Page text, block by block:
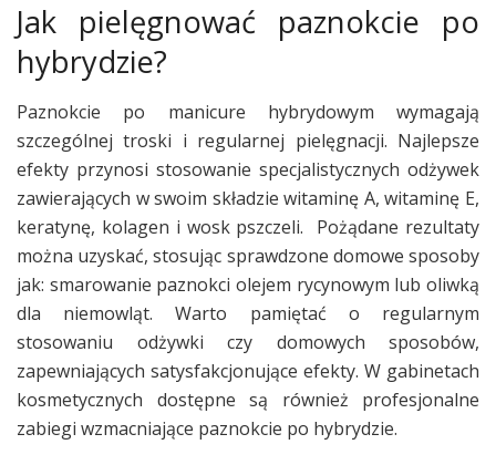
Jak pielęgnować paznokcie po
hybrydzie?
Paznokcie po manicure hybrydowym wymagają
szczególnej troski i regularnej pielęgnacji. Najlepsze
efekty przynosi stosowanie specjalistycznych odżywek
zawierających w swoim składzie witaminę A, witaminę E,
keratynę, kolagen i wosk pszczeli. Pożądane rezultaty
można uzyskać, stosując sprawdzone domowe sposoby
jak: smarowanie paznokci olejem rycynowym lub oliwką
dla niemowląt. Warto pamiętać o regularnym
stosowaniu odżywki czy domowych sposobów,
zapewniających satysfakcjonujące efekty. W gabinetach
kosmetycznych dostępne są również profesjonalne
zabiegi wzmacniające paznokcie po hybrydzie.